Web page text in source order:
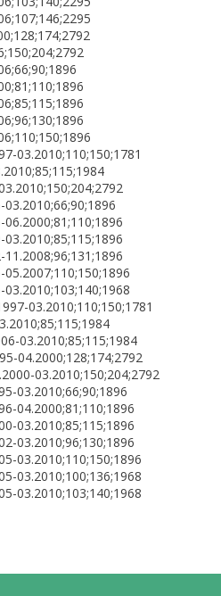
03.2010;110;150;1781
03.2010;66;90;1896
06.2000;81;110;1896
03.2010;85;115;1896
11.2008;96;131;1896
05.2007;110;150;1896
03.2010;103;140;1968
03.2010;110;150;1781
03.2010;85;115;1984
04.2000;128;174;2792
03.2010;150;204;2792
03.2010;66;90;1896
04.2000;81;110;1896
03.2010;85;115;1896
03.2010;96;130;1896
03.2010;110;150;1896
03.2010;100;136;1968
03.2010;103;140;1968